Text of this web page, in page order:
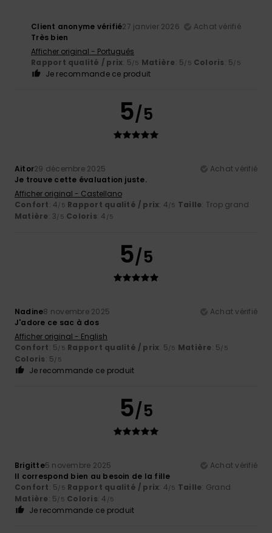
Client anonyme vérifié27 janvier 2026
Achat vérifié
Très bien
Afficher original - Português
Rapport qualité / prix: 5/5 Matière: 5/5 Coloris: 5/5
Je recommande ce produit
5/5
Aitor29 décembre 2025
Achat vérifié
Je trouve cette évaluation juste.
Afficher original - Castellano
Confort: 4/5 Rapport qualité / prix: 4/5 Taille: Trop grand
Matière: 3/5 Coloris: 4 /5
5/5
Nadine8 novembre 2025
Achat vérifié
J'adore ce sac à dos
Afficher original - English
Confort: 5/5 Rapport qualité / prix: 5/5 Matière: 5/5
Coloris: 5/5
Je recommande ce produit
5/5
Brigitte5 novembre 2025
Achat vérifié
Il correspond bien au besoin de la fille
Confort: 5/5 Rapport qualité / prix: 4/5 Taille: Grand
Matière: 5/5 Coloris: 4 /5
Je recommande ce produit